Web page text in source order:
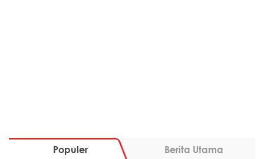
Populer Berita Utama